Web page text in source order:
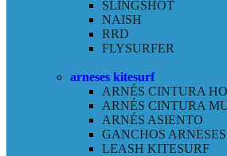
SLINGSHOT
NAISH
RRD
FLYSURFER
arneses kitesurf
ARNÉS CINTURA
ARNÉS CINTURA
ARNÉS ASIENTO
GANCHOS ARNESES
LEASH KITESURF